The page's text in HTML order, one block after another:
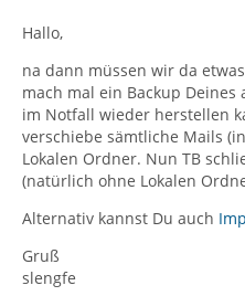
Hallo,
na dann müssen wir da
mach mal ein Backup
im Notfall wieder herstellen
verschiebe sämtliche Mails
Lokalen Ordner. Nun TB
(natürlich ohne Lokalen
Alternativ kannst Du auch
Gruß
slengfe